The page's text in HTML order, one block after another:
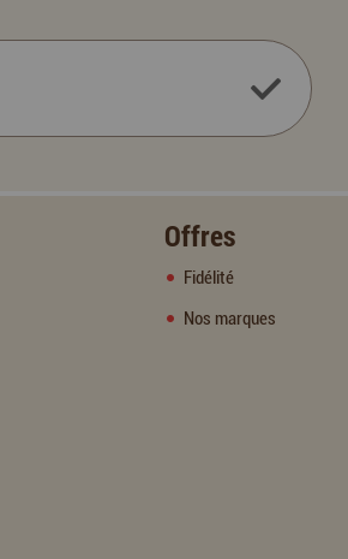
Offres
Fidélité
Nos marques